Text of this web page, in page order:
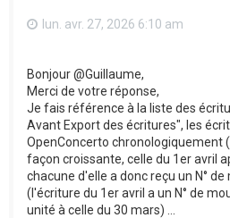
lun. avr. 27, 2026 6:10 am
Bonjour @Guillaume,
Merci de votre réponse,
Je fais référence à la liste des
Avant Export des écritures", les
OpenConcerto chronologiquement
façon croissante, celle du 1er avril
chacune d'elle a donc reçu un N°
(l'écriture du 1er avril a un N° de
unité à celle du 30 mars) ...